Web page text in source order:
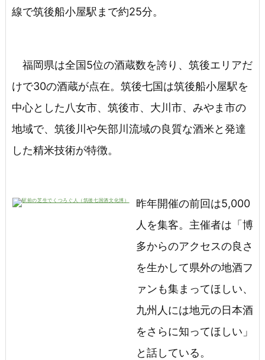
線で筑後船小屋駅まで約25分。
福岡県は全国5位の酒蔵数を誇り、筑後エリアだ
けで30の酒蔵が点在。筑後七国は筑後船小屋駅を
中心とした八女市、筑後市、大川市、みやま市の
地域で、筑後川や矢部川流域の良質な酒米と発達
した精米技術が特徴。
昨年開催の前回は5,000
人を集客。主催者は「博
多からのアクセスの良さ
を生かして県外の地酒フ
ァンも集まってほしい、
九州人には地元の日本酒
をさらに知ってほしい」
と話している。